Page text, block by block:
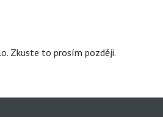
Zkuste to prosím později.